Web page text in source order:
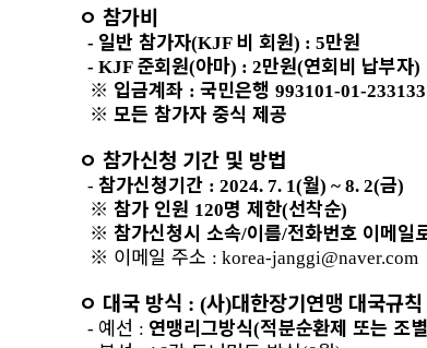
ㅇ 참가비
- 일반 참가자(KJF 비 회원) : 5만원
- KJF 준회원(아마) : 2만원(연회비 납부자)
※ 입금계좌 : 국민은행 993101-01-
※ 모든 참가자 중식 제공
ㅇ 참가신청 기간 및 방법
- 참가신청기간 : 2024. 7. 1(월) ~ 8. 2(금)
※ 참가 인원 120명 제한(선착순)
※ 참가신청시 소속/이름/전화번호 이메일
※ 이메일 주소 : korea-janggi@naver.com
ㅇ 대국 방식 : (사)대한장기연맹 대국규
- 예선 : 연맹리그방식(적분순환제 또는 조